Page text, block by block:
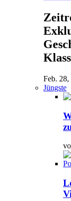
Feb. 28,
Jüngste